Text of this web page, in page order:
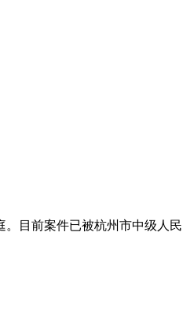
。目前案件已被杭州市中级人民